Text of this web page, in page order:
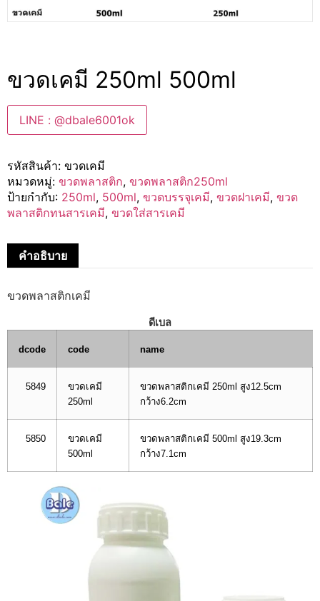
ขวดเคมี 250ml 500ml
LINE : @dbale6001ok
รหัสสินค้า: ขวดเคมี
หมวดหมู่: ขวดพลาสติก, ขวดพลาสติก250ml
ป้ายกำกับ: 250ml, 500ml, ขวดบรรจุเคมี, ขวดฝาเคมี, ขวด
พลาสติกทนสารเคมี, ขวดใส่สารเคมี
คำอธิบาย
ขวดพลาสติกเคมี
ดีเบล
dcode code name
5849
ขวดเคมี
250ml
ขวดพลาสติกเคมี 250ml สูง12.5cm
กว้าง6.2cm
5850
ขวดเคมี
500ml
ขวดพลาสติกเคมี 500ml สูง19.3cm
กว้าง7.1cm